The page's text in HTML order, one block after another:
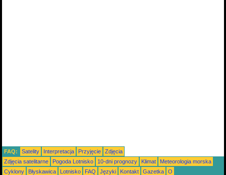
FAQ: Satelity Interpretacja Przyjęcie
Zdjęcia
Zdjęcia satelitarne
Pogoda Lotnisko 10-dni prognozy Klimat
Meteorologia morska
Cyklony
Błyskawica Lotnisko FAQ Języki Kontakt Gazetka O